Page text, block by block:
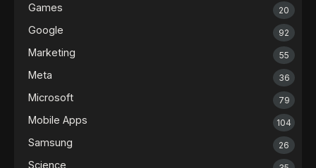
Games 20
Google 92
Marketing 55
Meta 36
Microsoft 79
Mobile Apps 104
Samsung 26
Science